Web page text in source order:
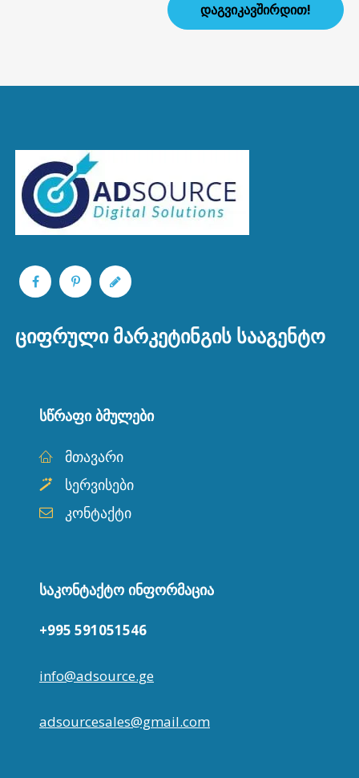
ᲓᲐᲒᲕᲘᲙᲐᲕᲨᲘᲠᲓᲘᲗ!
ᲪᲘᲤᲠᲣᲚᲘ ᲛᲐᲠᲙᲔᲢᲘᲜᲒᲘᲡ ᲡᲐᲐᲒᲔᲜᲢᲝ
ᲡᲬᲠᲐᲤᲘ ᲑᲛᲣᲚᲔᲑᲘ
მთავარი
სერვისები
კონტაქტი
ᲡᲐᲙᲝᲜᲢᲐᲥᲢᲝ ᲘᲜᲤᲝᲠᲛᲐᲪᲘᲐ
+995 591051546
info@adsource.ge
adsourcesales@gmail.com